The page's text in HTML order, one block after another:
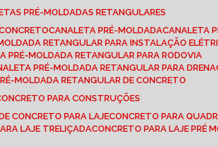
PRÉ-MOLDADAS RETANGULARES
CANALETA PRÉ-MOLDADA CANALETA
RETANGULAR PARA INSTALAÇÃO
PRÉ-MOLDADA RETANGULAR PARA RODOVIA
PRÉ-MOLDADA RETANGULAR PARA
MOLDADA RETANGULAR DE CONCRETO
CONCRETO PARA CONSTRUÇÕES
DE CONCRETO PARA LAJE CONCRETO PARA
LAJE TRELIÇADA CONCRETO PARA LAJE PRÉ